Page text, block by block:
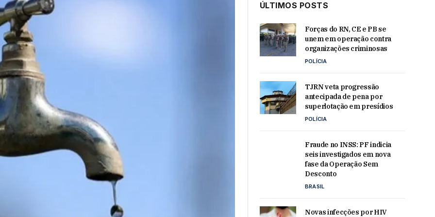
ÚLTIMOS POSTS
Forças do RN, CE e PB se
unem em operação contra
organizações criminosas
POLÍCIA
TJRN veta progressão
antecipada de pena por
superlotação em presídios
POLÍCIA
Fraude no INSS: PF indicia
seis investigados em nova
fase da Operação Sem
Desconto
BRASIL
Novas infecções por HIV